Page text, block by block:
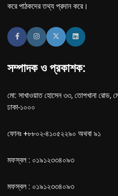
করে পাঠকদের তথ্য প্রদান করে।
সম্পাদক ও প্রকাশক:
মো: সাখাওয়াত হোসেন ৩৩, তোপখানা রোড,
ঢাকা-১০০০
ফোনঃ +৮৮০২-৪১০৫২২৯০ অথবা ৯১
মফস্বল : ০১৯১২৩৩৪০৯৩
মফস্বল : ০১৯১২৩৩৪০৯৩